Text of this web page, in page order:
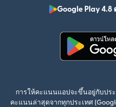
Google Play 4.8
การให้คะแนนแอปจะขึ้นอยู่กับปร
คะแนนล่าสุดจากทุกประเทศ